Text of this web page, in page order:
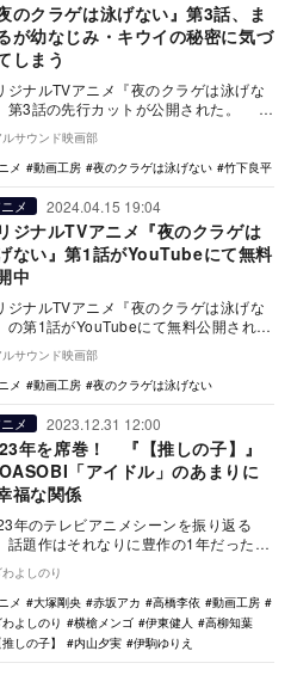
夜のクラゲは泳げない』第3話、ま
が幼なじみ・キウイの秘密に気づ
しまう
ジナルTVアニメ『夜のクラゲは泳げな
第3話の先行カットが公開された。 本
、創立50周年を迎えた動画工房がアニ
…
ルサウンド映画部
メ
動画工房 夜のクラゲは泳げない 竹下良平
メ 2024.04.15 19:04
ジナルTVアニメ『夜のクラゲは
ない』第1話がYouTubeにて無料
中
ジナルTVアニメ『夜のクラゲは泳げな
の第1話がYouTubeにて無料公開され
本作は、創立50周年を迎えた動画
ルサウンド映画部
メ
動画工房 夜のクラゲは泳げない
メ 2023.12.31 12:00
年を席巻！ 『【推しの子】』
「アイドル」のあまりに
福な関係
年のテレビアニメシーンを振り返る
話題作はそれなりに豊作の1年だった
推しの子】…
よしのり
メ
大塚剛央 赤坂アカ 高橋李依
動画工房
よしのり
横槍メンゴ 伊東健人
高柳知葉
しの子】
内山夕実 伊駒ゆりえ